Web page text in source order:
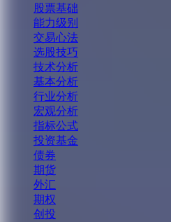
股票基础
能力级别
交易心法
选股技巧
技术分析
基本分析
行业分析
宏观分析
指标公式
投资基金
债券
期货
外汇
期权
创投